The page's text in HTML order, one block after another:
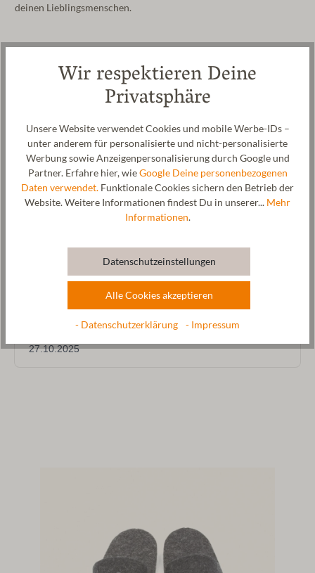
deinen Lieblingsmenschen.
Wir respektieren Deine
Privatsphäre
Unsere Website verwendet Cookies und mobile Werbe-IDs –
unter anderem für personalisierte und nicht-personalisierte
Werbung sowie Anzeigenpersonalisierung durch Google und
Partner. Erfahre hier, wieGoogle Deine personenbezogenen
Daten verwendet. Funktionale Cookies sichern den Betrieb der
Website. Weitere Informationen findest Du in unserer... Mehr
Informationen.
Datenschutzeinstellungen
Alle Cookies akzeptieren
- Datenschutzerklärung - Impressum